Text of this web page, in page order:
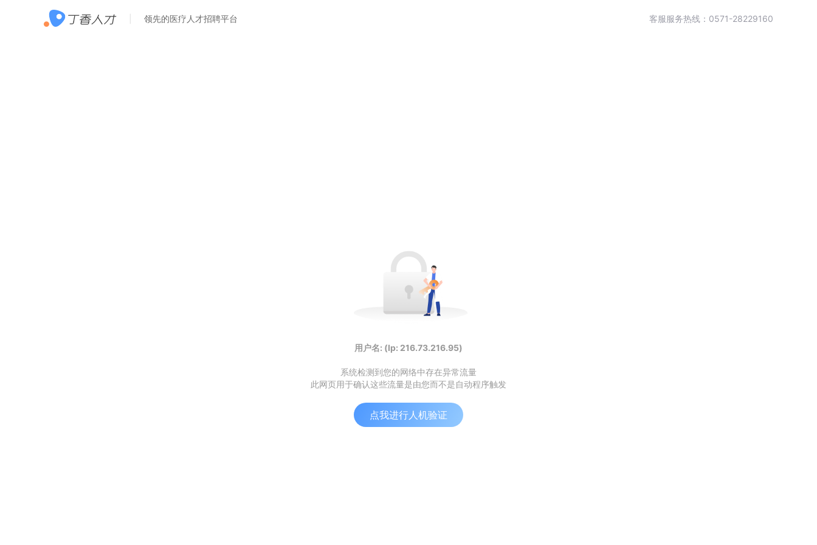
领先的医疗人才招聘平台 客服服务热线：0571-28229160
用户名: (Ip: 216.73.216.95)
系统检测到您的网络中存在异常流量
此网页用于确认这些流量是由您而不是自动程序触发
点我进行人机验证